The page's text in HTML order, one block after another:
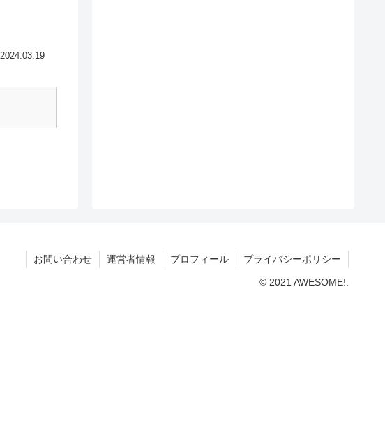
2024.03.19
お問い合わせ 運営者情報 プロフィール プライバシーポリシー
© 2021 AWESOME!.